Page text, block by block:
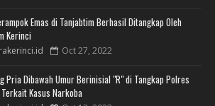
Emas di Tanjabtim Berhasil Ditangkap Oleh
Kerinci
Oct 27, 2022
Pria Dibawah Umur Berinisial "R" di Tangkap Polres
Kasus Narkoba